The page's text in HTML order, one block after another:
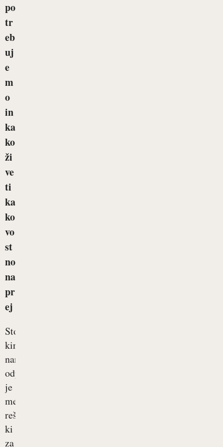
po
tr
eb
uj
e
m
o
in
ka
ko
ži
ve
ti
ka
ko
vo
st
no
na
pr
ej
Stoma,
kirurško
narejena
odprtina,
je
medicinska
rešitev,
ki
za